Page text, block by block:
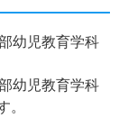
幼児教育学科
幼児教育学科
。